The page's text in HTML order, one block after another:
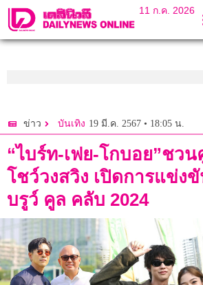
11 ก.ค. 2026
ข่าว บันเทิง 19 มี.ค. 2567 • 18:05 น.
“ไบร์ท-เฟย-โกบอย”ชว
โชว์วงสวิง เปิดการแข่ง
บรูว์ คูล คลับ 2024